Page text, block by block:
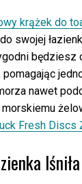
swojej
pomagając
nawet
Fresh Discs